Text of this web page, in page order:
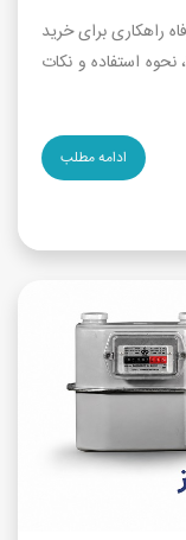
راهکاری برای خرید
استفاده و نکات
ادامه مطلب